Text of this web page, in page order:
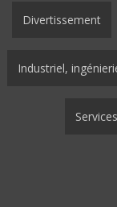
Divertissement
Industriel,